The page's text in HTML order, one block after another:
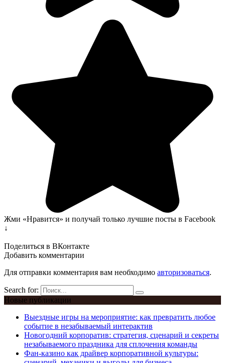
Жми «Нравится» и получай только лучшие посты в Facebook
↓
Поделиться в ВКонтакте
Добавить комментарии
Для отправки комментария вам необходимо авторизоваться.
Search for:
Новые публикации
Выездные игры на мероприятие: как превратить любое
событие в незабываемый интерактив
Новогодний корпоратив: стратегия, сценарий и секреты
незабываемого праздника для сплочения команды
Фан-казино как драйвер корпоративной культуры: